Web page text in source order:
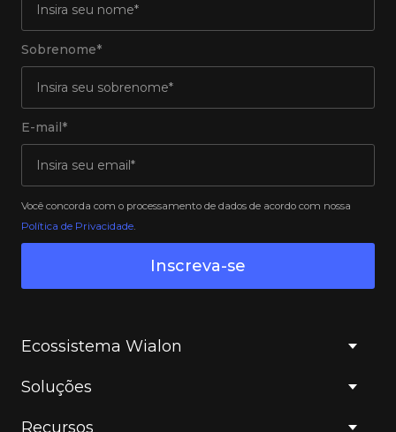
Sobrenome*
E-mail*
Você concorda com o processamento de dados de acordo com nossa
Política de Privacidade
Inscreva-se
Ecossistema Wialon
Soluções
Recursos